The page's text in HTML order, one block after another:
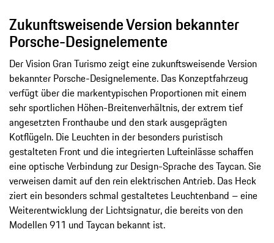
Zukunftsweisende Version bekannter
Porsche-Designelemente
Der Vision Gran Turismo zeigt eine zukunftsweisende Version
bekannter Porsche-Designelemente. Das Konzeptfahrzeug
verfügt über die markentypischen Proportionen mit einem
sehr sportlichen Höhen-Breitenverhältnis, der extrem tief
angesetzten Fronthaube und den stark ausgeprägten
Kotflügeln. Die Leuchten in der besonders puristisch
gestalteten Front und die integrierten Lufteinlässe schaffen
eine optische Verbindung zur Design-Sprache des Taycan. Sie
verweisen damit auf den rein elektrischen Antrieb. Das Heck
ziert ein besonders schmal gestaltetes Leuchtenband – eine
Weiterentwicklung der Lichtsignatur, die bereits von den
Modellen 911 und Taycan bekannt ist.